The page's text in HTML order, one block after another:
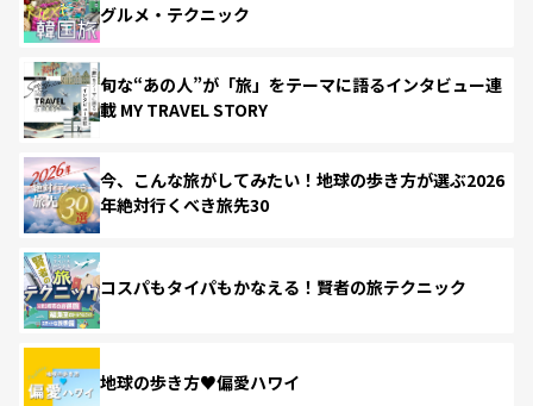
グルメ・テクニック
旬な“あの人”が「旅」をテーマに語るインタビュー連
載 MY TRAVEL STORY
今、こんな旅がしてみたい！地球の歩き方が選ぶ2026
年絶対行くべき旅先30
コスパもタイパもかなえる！賢者の旅テクニック
地球の歩き方♥偏愛ハワイ